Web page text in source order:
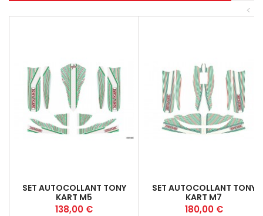
<
SET AUTOCOLLANT TONY
KART M5
Prix
138,00 €
SET AUTOCOLLANT TONY
KART M7
Prix
180,00 €